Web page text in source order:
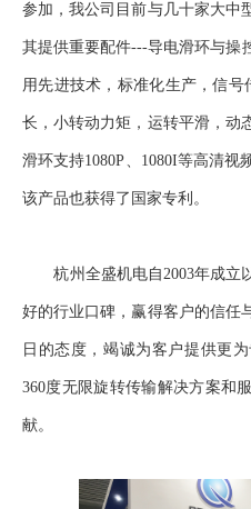
参加，我公司目前与几十家大中
其提供重要配件---导电滑环与操
用先进技术，标准化生产，信
长，小转动力矩，运转平滑，动
滑环支持1080P、1080I等高清视
该产品也获得了国家专利。
杭州全盛机电自2003年成立
好的行业口碑，赢得客户的信任
日的态度，竭诚为客户提供更
360度无限旋转传输解决方案和
献。